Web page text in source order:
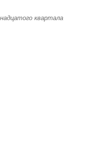
квартала